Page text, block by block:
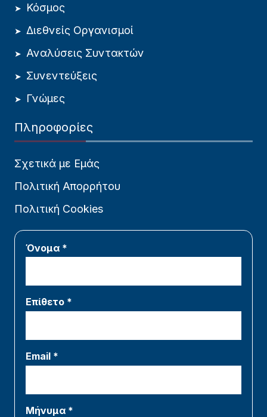
Κόσμος
Διεθνείς Οργανισμοί
Αναλύσεις Συντακτών
Συνεντεύξεις
Γνώμες
Πληροφορίες
Σχετικά με Εμάς
Πολιτική Απορρήτου
Πολιτική Cookies
Όνομα *
Επίθετο *
Email *
Μήνυμα *